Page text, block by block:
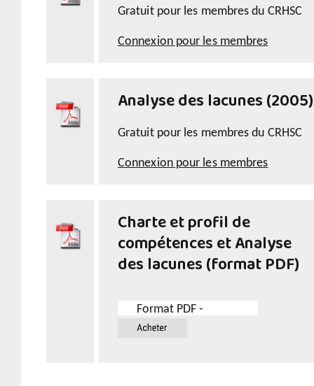
Gratuit pour les membres du CRHSC
Connexion pour les membres
Analyse des lacunes (2005)
Gratuit pour les membres du CRHSC
Connexion pour les membres
Charte et profil de
compétences et Analyse
des lacunes (format PDF)
Format PDF -
$14.99